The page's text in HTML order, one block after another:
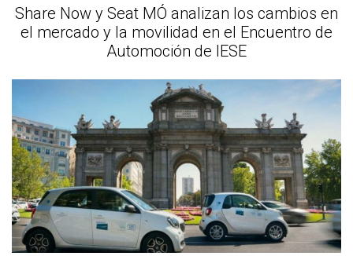
Share Now y Seat MÓ analizan los cambios en
el mercado y la movilidad en el Encuentro de
Automoción de IESE